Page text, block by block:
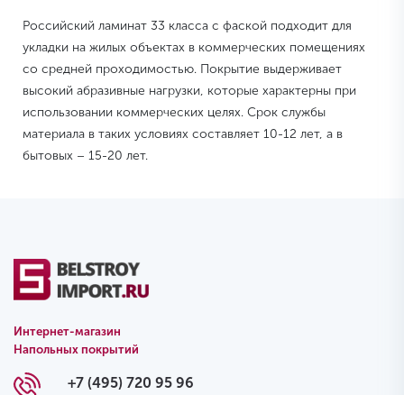
Российский ламинат 33 класса с фаской подходит для
укладки на жилых объектах в коммерческих помещениях
со средней проходимостью. Покрытие выдерживает
высокий абразивные нагрузки, которые характерны при
использовании коммерческих целях. Срок службы
материала в таких условиях составляет 10-12 лет, а в
бытовых – 15-20 лет.
Интернет-магазин
Напольных покрытий
+7 (495) 720 95 96